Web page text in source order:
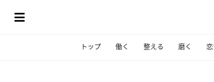
トップ 働く 整える 磨く